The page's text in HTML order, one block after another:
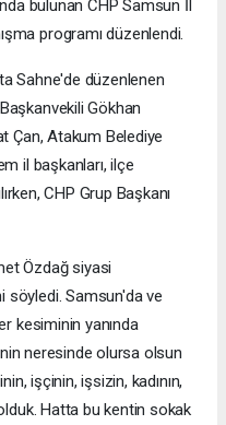
bulunan CHP Samsun İl
programı düzenlendi.
Sahne'de düzenlenen
Gökhan
Çan, Atakum Belediye
il başkanları, ilçe
CHP Grup Başkanı
Özdağ siyasi
söyledi. Samsun'da ve
kesiminin yanında
neresinde olursa olsun
işçinin, işsizin, kadının,
Hatta bu kentin sokak